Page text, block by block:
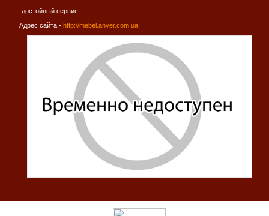
-достойный сервис;
Адрес сайта - http://mebel.anver.com.ua